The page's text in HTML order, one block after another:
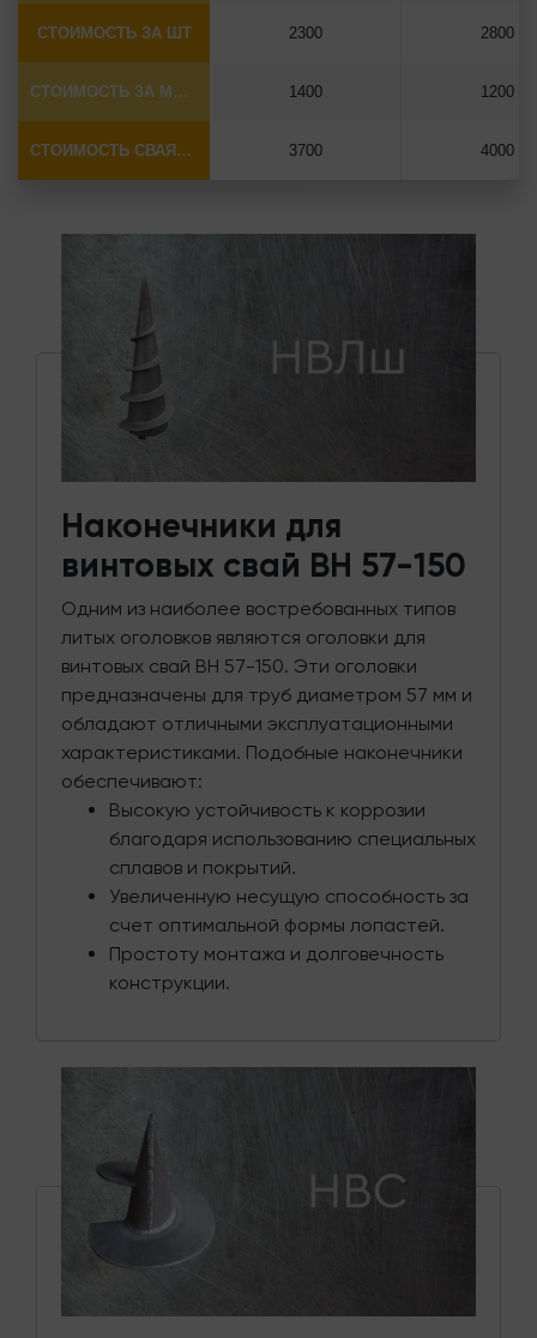
СТОИМОСТЬ ЗА ШТ
СТОИМОСТЬ ЗА МОНТАЖ
СТОИМОСТЬ СВАЯ+МОНТАЖ (БЕЗ ОГОЛОВКА)
2300
1400
3700
2800
1200
4000
Наконечники для
винтовых свай ВН 57-150
Одним из наиболее востребованных типов
литых оголовков являются оголовки для
винтовых свай ВН 57-150. Эти оголовки
предназначены для труб диаметром 57 мм и
обладают отличными эксплуатационными
характеристиками. Подобные наконечники
обеспечивают:
Высокую устойчивость к коррозии
благодаря использованию специальных
сплавов и покрытий.
Увеличенную несущую способность за
счет оптимальной формы лопастей.
Простоту монтажа и долговечность
конструкции.